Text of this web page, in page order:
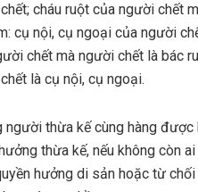
cháu ruột của người chết
cụ nội, cụ ngoại của người
chết mà người chết là bác
là cụ nội, cụ ngoại.
người thừa kế cùng hàng
thừa kế, nếu không còn
hưởng di sản hoặc từ